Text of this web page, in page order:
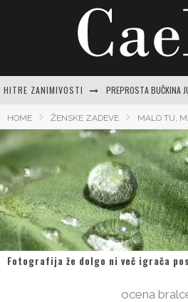
HITRE ZANIMIVOSTI
HOME ŽENSKE ZADEVE MALO TU,
Fotografija že dolgo ni več igrača
ocena